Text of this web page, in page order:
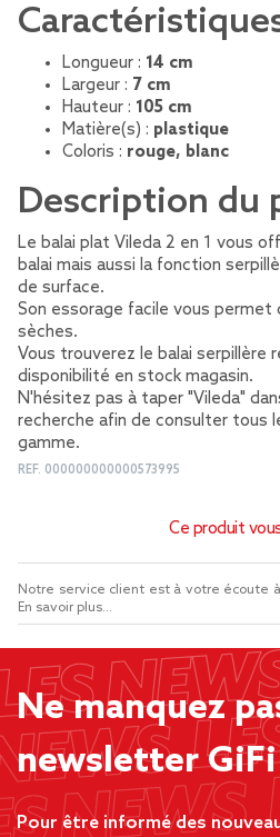
Longueur : 14 cm
Largeur : 7 cm
Hauteur : 105 cm
Matière(s) : plastique
Coloris : rouge, blanc
Description du
Le balai plat Vileda 2 en 1 vous
balai mais aussi la fonction
de surface.
Son essorage facile vous permet
sèches.
Vous trouverez le balai serpillère
disponibilité en stock magasin.
N'hésitez pas à taper "Vileda"
recherche afin de consulter tous
gamme.
REF. 000000000000573995
Ce produit
Notre service client est à votre écoute
En savoir plus...
Ne manquez
newsletter GiFi
Pour être informé des